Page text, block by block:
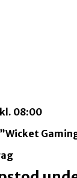
08:00